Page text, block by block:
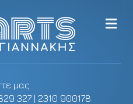
μας
327 | 2310 900178
M
e